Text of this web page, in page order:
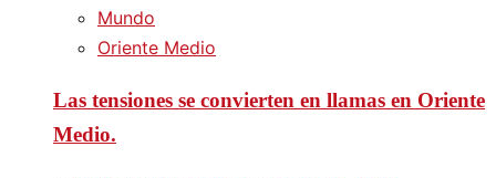
Mundo
Oriente Medio
Las tensiones se convierten en llamas en Oriente
Medio.